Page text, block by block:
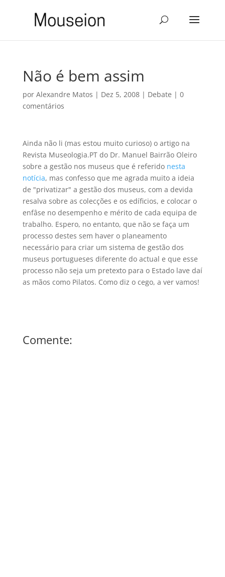
Não é bem assim
por Alexandre Matos | Dez 5, 2008| Debate | 0
comentários
Ainda não li (mas estou muito curioso) o artigo na
Revista Museologia.PT do Dr. Manuel Bairrão Oleiro
sobre a gestão nos museus que é referido nesta
notícia, mas confesso que me agrada muito a ideia
de "privatizar" a gestão dos museus, com a devida
resalva sobre as colecções e os edíficios, e colocar o
enfâse no desempenho e mérito de cada equipa de
trabalho. Espero, no entanto, que não se faça um
processo destes sem haver o planeamento
necessário para criar um sistema de gestão dos
museus portugueses diferente do actual e que esse
processo não seja um pretexto para o Estado lave daí
as mãos como Pilatos. Como diz o cego, a ver vamos!
Comente: